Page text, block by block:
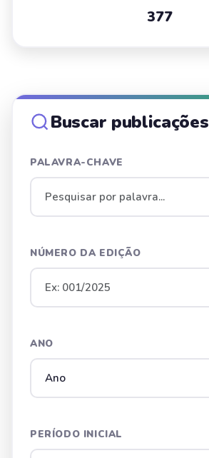
377
Buscar publicações
PALAVRA-CHAVE
NÚMERO DA EDIÇÃO
ANO
PERÍODO INICIAL